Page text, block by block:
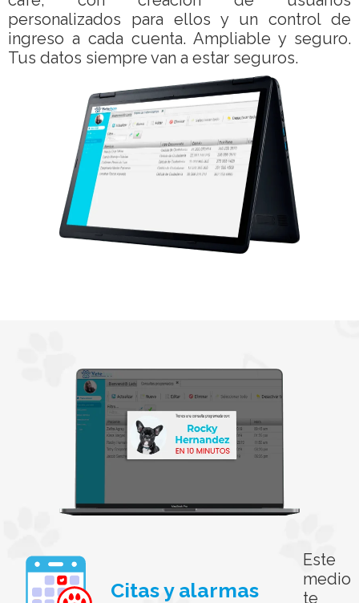
personalizados para ellos y un control de
ingreso a cada cuenta. Ampliable y seguro.
Tus datos siempre van a estar seguros.
Citas y alarmas
Este
medio
te